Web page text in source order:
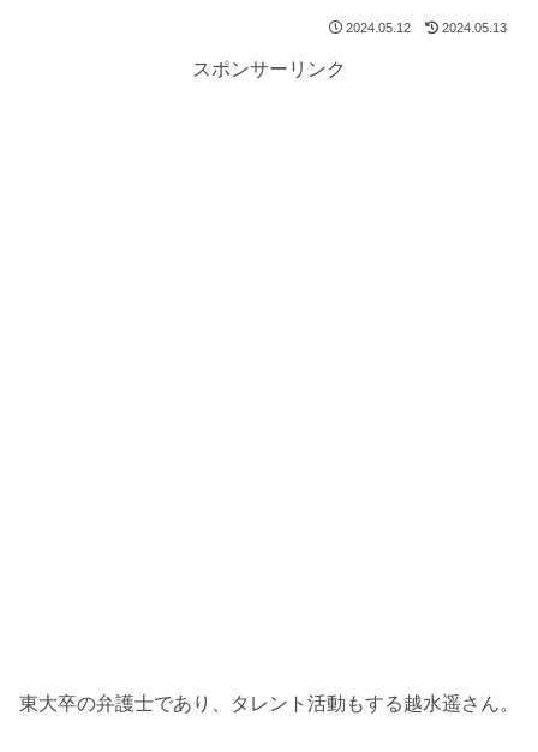
2024.05.12 2024.05.13
スポンサーリンク
東大卒の弁護士であり、タレント活動もする越水遥さん。